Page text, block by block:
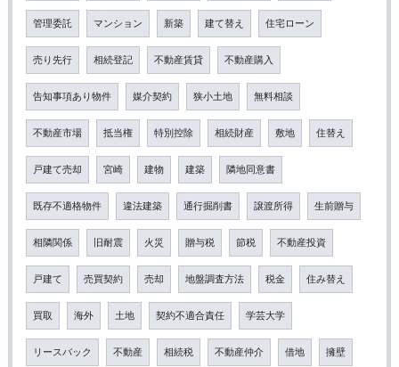
管理委託 マンション 新築 建て替え 住宅ローン
売り先行 相続登記 不動産賃貸 不動産購入
告知事項あり物件 媒介契約 狭小土地 無料相談
不動産市場 抵当権 特別控除 相続財産 敷地 住替え
戸建て売却 宮崎 建物 建築 隣地同意書
既存不適格物件 違法建築 通行掘削書 譲渡所得 生前贈与
相隣関係 旧耐震 火災 贈与税 節税 不動産投資
戸建て 売買契約 売却 地盤調査方法 税金 住み替え
買取 海外 土地 契約不適合責任 学芸大学
リースバック 不動産 相続税 不動産仲介 借地 擁壁